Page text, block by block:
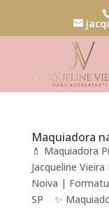
Maquiadora
💄 Maquiadora
Jacqueline
Noiva |
SP ✨